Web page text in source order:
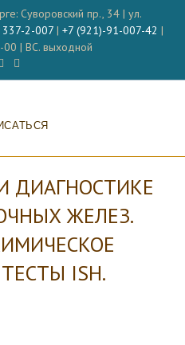
Суворовский пр., 34 | ул.
337-2-007| +7 (921)-91-007-42 |
00 | ВС. выходной
ДИАГНОСТИКЕ
ЖЕЛЕЗ.
ISH.